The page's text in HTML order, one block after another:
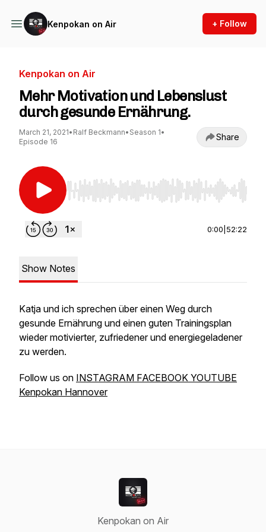
Kenpokan on Air + Follow
Kenpokan on Air
Mehr Motivation und Lebenslust
durch gesunde Ernährung.
March 21, 2021• Ralf Beckmann• Season 1•
Episode 16
Share
Use Left/Right to seek, Home/End to jump to
0:00 52:22
Show Notes
Katja und ich sprechen über einen Weg durch
gesunde Ernährung und einen guten Trainingsplan
wieder motivierter, zufriedener und energiegeladener
zu werden.
Follow us on INSTAGRAM FACEBOOK YOUTUBE
Kenpokan Hannover
Kenpokan on Air